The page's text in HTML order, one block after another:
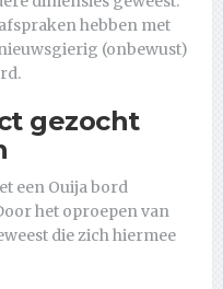
hebben met
(onbewust)
gezocht
een Ouija bord
het oproepen van
die zich hiermee